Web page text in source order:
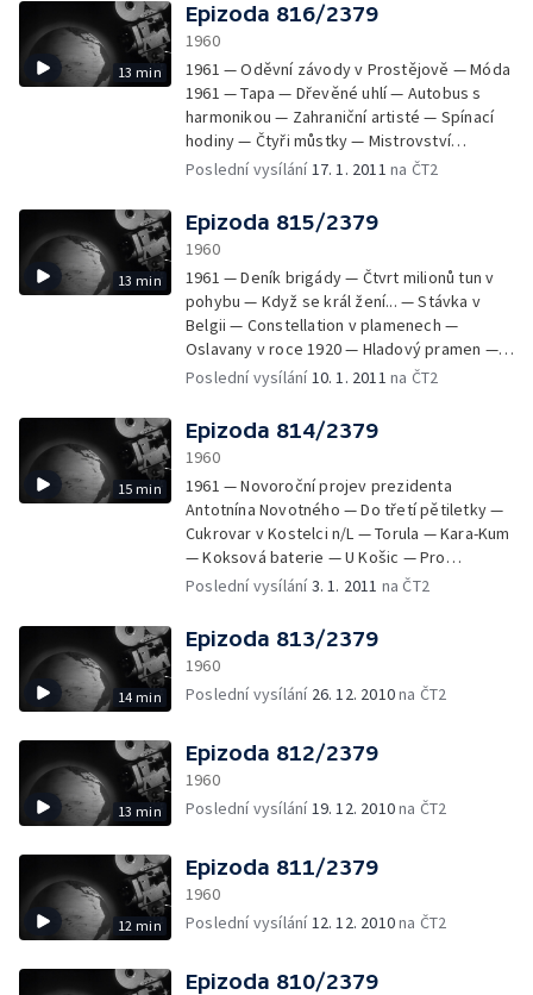
13 min
Epizoda 816/2379
1960
1961 — Oděvní závody v Prostějově — Móda
1961 — Tapa — Dřevěné uhlí — Autobus s
harmonikou — Zahraniční artisté — Spínací
hodiny — Čtyři můstky — Mistrovství
republiky v krasobruslení v Ostravě. —
Poslední vysílání17. 1. 2011 na ČT2
13 min
Epizoda 815/2379
1960
1961 — Deník brigády — Čtvrt milionů tun v
pohybu — Když se král žení... — Stávka v
Belgii — Constellation v plamenech —
Oslavany v roce 1920 — Hladový pramen —
Malá laboratoř a cukrářští mistři — Slepice a
zimě
Poslední vysílání10. 1. 2011 na ČT2
15 min
Epizoda 814/2379
1960
1961 — Novoroční projev prezidenta
Antotnína Novotného — Do třetí pětiletky —
Cukrovar v Kostelci n/L — Torula — Kara-Kum
— Koksová baterie — U Košic — Pro
milovníky literatury — Děti z jeslí
Poslední vysílání3. 1. 2011 na ČT2
14 min
Epizoda 813/2379
1960
Poslední vysílání 26. 12. 2010na ČT2
13 min
Epizoda 812/2379
1960
Poslední vysílání19. 12. 2010na ČT2
12 min
Epizoda 811/2379
1960
Poslední vysílání12. 12. 2010na ČT2
Epizoda 810/2379